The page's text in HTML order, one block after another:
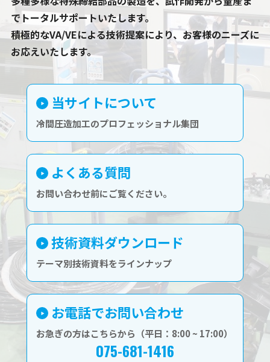
でトータルサポートいたします。
積極的なVA/VEによる技術提案により、お客様のニーズに
お応えいたします。
当サイトについて
冷間圧造加工のプロフェッショナル集団
よくある質問
お問い合わせ前にご覧ください。
技術資料ダウンロード
テーマ別技術資料をラインナップ
お電話でお問い合わせ
お急ぎの方はこちらから（平日：8:00 ~ 17:00）
075-681-1416